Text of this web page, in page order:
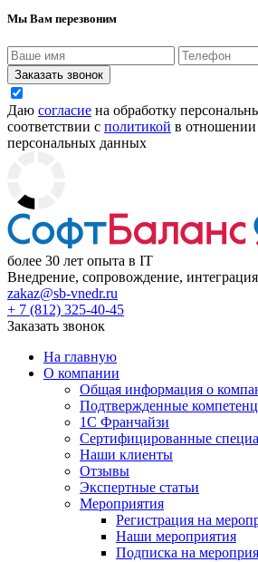
Мы Вам перезвоним
Заказать звонок
Даю согласие на обработку
соответствии с политикой в отношении
персональных данных
более 30 лет опыта в IT
Внедрение, сопровождение,
zakaz@sb-vnedr.ru
+ 7 (812) 325-40-45
Заказать звонок
На главную
О компании
Общая информация о
Подтвержденные
1С Франчайзи
Сертифицированные
Наши клиенты
Отзывы
Экспертные статьи
Мероприятия
Регистрация на
Наши мероприятия
Подписка на